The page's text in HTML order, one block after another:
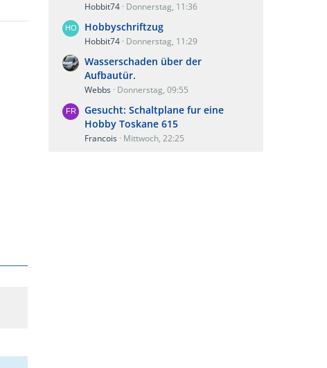
Hobbit74 Donnerstag, 11:36
Hobbyschriftzug
Hobbit74 Donnerstag, 11:29
Wasserschaden über der
Aufbautür.
Webbs Donnerstag, 09:55
Gesucht: Schaltplane fur eine
Hobby Toskane 615
Francois Mittwoch, 22:25